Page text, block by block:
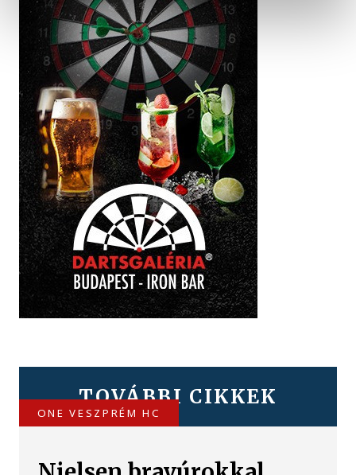
TOVÁBBI CIKKEK
ONE VESZPRÉM HC